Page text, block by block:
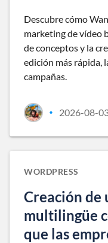
Descubre cómo
marketing de vídeo
de conceptos y la
edición más rápida,
campañas.
• 2026-08-
WORDPRESS
Creación de
multilingüe
que las